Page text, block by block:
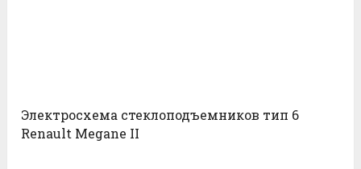
Электросхема стеклоподъемников тип 6
Renault Megane II